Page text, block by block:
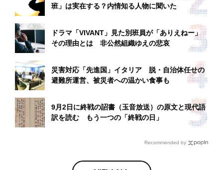
班」は実在する？内情知る人物に聞いた
ドラマ「VIVANT」見た別班員が「ありえねー」
その理由とは 非公然組織ゆえの悲哀
災害対応「先進国」イタリア 脱・自治体任せの
避難所運営、被災者への温かい食事も
9月2日に終戦の詔書（玉音放送）の原文と現代語
訳を読む もう一つの「終戦の日」
Recommended by